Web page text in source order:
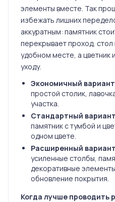
элементы вместе. Так
избежать лишних
аккуратным: памятник
перекрывает проход, стол
удобном месте, а
уходу.
Экономичный
простой столик,
участка.
Стандартный
памятник с тумбой и
одном цвете.
Расширенный
усиленные столбы,
декоративные
обновление покрытия.
Когда лучше проводить